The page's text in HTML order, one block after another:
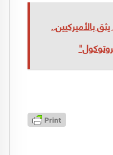
بالأميركيين..